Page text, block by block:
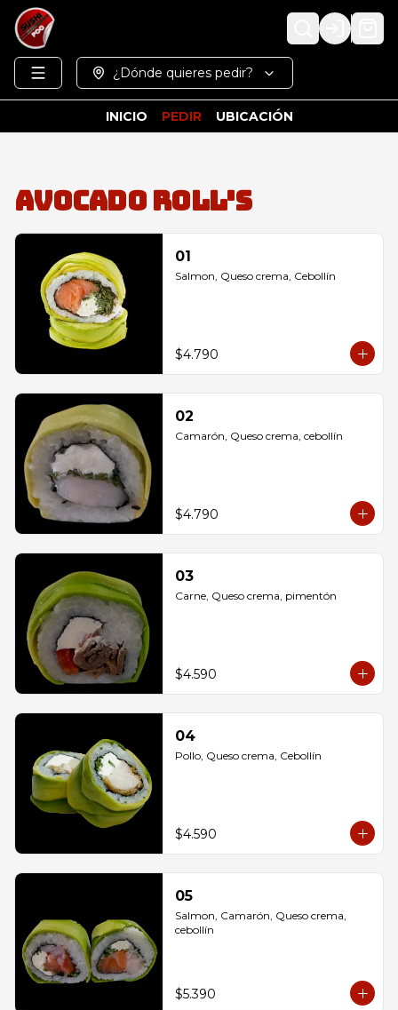
Login
¿Dónde quieres pedir?
INICIO PEDIR UBICACIÓN
Avocado Roll's
01
Salmon, Queso crema, Cebollín
$4.790
02
Camarón, Queso crema, cebollín
$4.790
03
Carne, Queso crema, pimentón
$4.590
04
Pollo, Queso crema, Cebollín
$4.590
05
Salmon, Camarón, Queso crema,
cebollín
$5.390